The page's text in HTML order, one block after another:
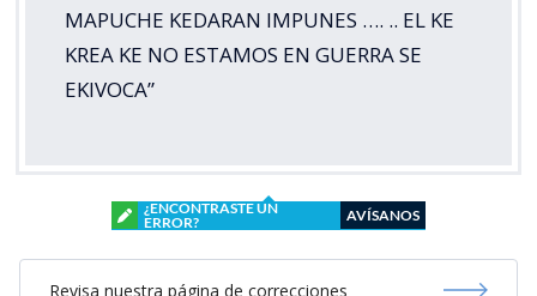
MAPUCHE KEDARAN IMPUNES …. .. EL KE
KREA KE NO ESTAMOS EN GUERRA SE
EKIVOCA”
¿ENCONTRASTE UN
ERROR?
AVÍSANOS
Revisa nuestra página de correcciones